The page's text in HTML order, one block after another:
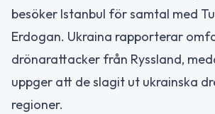
besöker Istanbul för samtal med
Erdogan. Ukraina rapporterar
drönarattacker från Ryssland,
uppger att de slagit ut ukrainska
regioner.